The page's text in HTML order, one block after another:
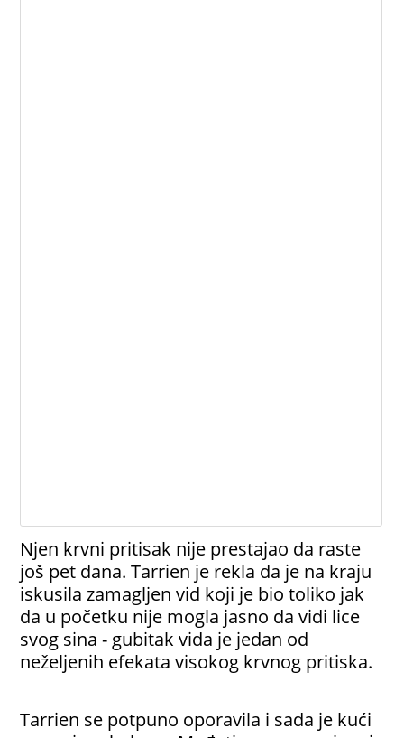
Njen krvni pritisak nije prestajao da raste
još pet dana. Tarrien je rekla da je na kraju
iskusila zamagljen vid koji je bio toliko jak
da u početku nije mogla jasno da vidi lice
svog sina - gubitak vida je jedan od
neželjenih efekata visokog krvnog pritiska.
Tarrien se potpuno oporavila i sada je kući